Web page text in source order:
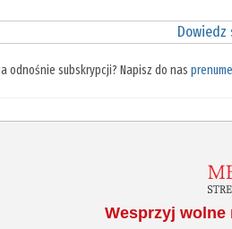
Dowiedz
odnośnie subskrypcji? Napisz do nas
Wesprzyj wolne